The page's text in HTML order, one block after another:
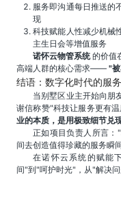
服务即沟通每日推送的
现
科技赋能人性减少机械
主生日会等增值服务
诺怀云物管系统的价值
高端人群的核心需求—— "
结语：数字化时代的服
当别墅区业主开始向朋
谢信称赞"科技让服务更有
业的本质，是用极致细节兑
正如项目负责人所言：
间去创造值得珍藏的服务瞬
在诺怀云系统的赋能
间"到"呵护时光"，从"解决问